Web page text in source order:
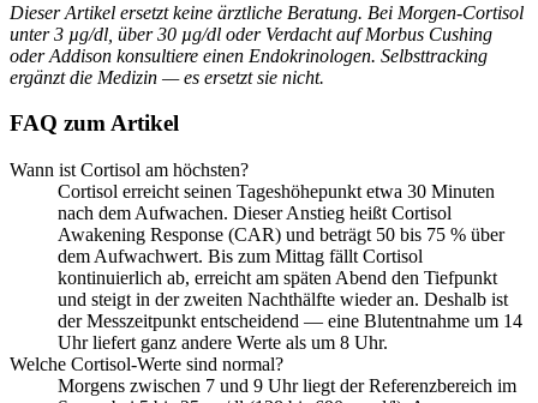
Dieser Artikel ersetzt keine ärztliche Beratung. Bei Morgen-Cortisol
unter 3 µg/dl, über 30 µg/dl oder Verdacht auf Morbus Cushing
oder Addison konsultiere einen Endokrinologen. Selbsttracking
ergänzt die Medizin — es ersetzt sie nicht.
FAQ zum Artikel
Wann ist Cortisol am höchsten?
Cortisol erreicht seinen Tageshöhepunkt etwa 30 Minuten
nach dem Aufwachen. Dieser Anstieg heißt Cortisol
Awakening Response (CAR) und beträgt 50 bis 75 % über
dem Aufwachwert. Bis zum Mittag fällt Cortisol
kontinuierlich ab, erreicht am späten Abend den Tiefpunkt
und steigt in der zweiten Nachthälfte wieder an. Deshalb ist
der Messzeitpunkt entscheidend — eine Blutentnahme um 14
Uhr liefert ganz andere Werte als um 8 Uhr.
Welche Cortisol-Werte sind normal?
Morgens zwischen 7 und 9 Uhr liegt der Referenzbereich im